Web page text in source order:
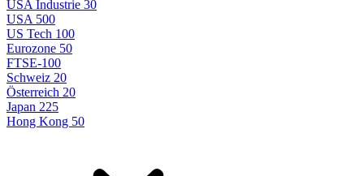
USA Industrie 30
USA 500
US Tech 100
Eurozone 50
FTSE-100
Schweiz 20
Österreich 20
Japan 225
Hong Kong 50